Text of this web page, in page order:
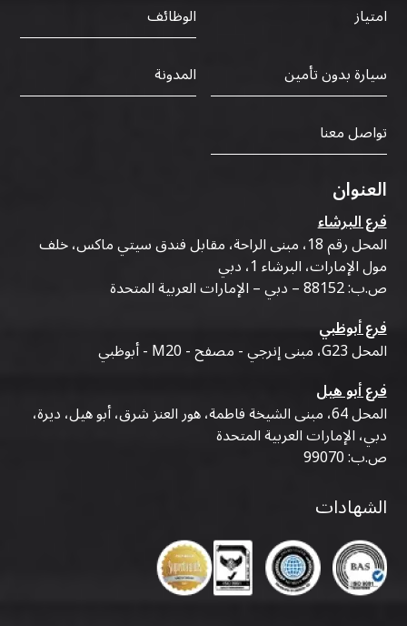
امتياز
الوظائف
سيارة بدون تأمين
المدونة
تواصل معنا
العنوان
فرع البرشاء
المحل رقم 18، مبنى الراحة، مقابل فندق سيتي ماكس، خلف
مول الإمارات، البرشاء 1، دبي
ص.ب: 88152 – دبي – الإمارات العربية المتحدة
فرع أبوظبي
المحل G23، مبنى إنرجي - مصفح - M20 - أبوظبي
فرع أبو هيل
المحل 64، مبنى الشيخة فاطمة، هور العنز شرق، أبو هيل، ديرة،
دبي، الإمارات العربية المتحدة
ص.ب: 99070
الشهادات